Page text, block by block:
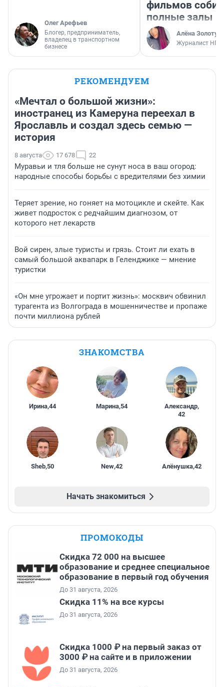
Олег Арефьев
Блогер, предприниматель,
владелец в транспортном
бизнесе
фильмов
полные залы
Алёна
Журналист НГС
РЕКОМЕНДУЕМ
«Мечтал о большой жизни»:
иностранец из Камеруна переехал в
Ярославль и создал здесь семью —
история
8 августа 17 678 22
Муравьи и тля больше не сунут носа в ваш огород:
народные способы борьбы с вредителями без химии
Теряет зрение, но гоняет на мотоцикле и скейте. Как
живет подросток с редчайшим диагнозом, от
которого нет лекарств
Вой сирен, злые туристы и грязь. Стоит ли ехать в
самый большой аквапарк в Геленджике — мнение
туристки
«Он мне угрожает и портит жизнь»: москвич обвинил
турагента из Волгограда в мошенничестве и пропаже
почти миллиона рублей
ЗНАКОМСТВА
Ирина,44 Марина,54 Александр,
42
Sheb,50 New,42 Алёнушка,42
Начать знакомиться
ПРОМОКОДЫ
Скидка 72 000 на высшее
образование и среднее специальное
образование в первый год обучения
До 31 августа, 2026
Скидка 11% на все курсы
До 31 августа, 2026
Скидка 1000 ₽ на первый заказ от
3000 ₽ на сайте и в приложении
До 31 августа, 2026